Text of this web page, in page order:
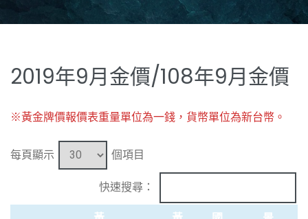
2019年9月金價/108年9月金價
※黃金牌價報價表重量單位為一錢，貨幣單位為新台幣。
每頁顯示 個項目
快速搜尋：